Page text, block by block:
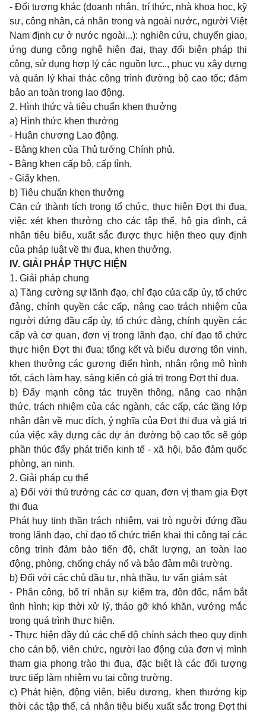
- Đối tượng khác (doanh nhân, trí thức, nhà khoa học, kỹ
sư, công nhân, cá nhân trong và ngoài nước, người Việt
Nam định cư ở nước ngoài...): nghiên cứu, chuyển giao,
ứng dụng công nghệ hiện đại, thay đổi biện pháp thi
công, sử dụng hợp lý các nguồn lực.., phục vụ xây dựng
và quản lý khai thác công trình đường bộ cao tốc; đảm
bảo an toàn trong lao động.
2. Hình thức và tiêu chuẩn khen thưởng
a) Hình thức khen thưởng
- Huân chương Lao động.
- Bằng khen của Thủ tướng Chính phủ.
- Bằng khen cấp bộ, cấp tỉnh.
- Giấy khen.
b) Tiêu chuẩn khen thưởng
Căn cứ thành tích trong tổ chức, thực hiện Đợt thi đua,
việc xét khen thưởng cho các tập thể, hộ gia đình, cá
nhân tiêu biểu, xuất sắc được thực hiện theo quy định
của pháp luật về thi đua, khen thưởng.
IV. GIẢI PHÁP THỰC HIỆN
1. Giải pháp chung
a) Tăng cường sự lãnh đạo, chỉ đạo của cấp ủy, tổ chức
đảng, chính quyền các cấp, nâng cao trách nhiệm của
người đứng đầu cấp ủy, tổ chức đảng, chính quyền các
cấp và cơ quan, đơn vị trong lãnh đạo, chỉ đạo tổ chức
thực hiện Đợt thi đua; tổng kết và biểu dương tôn vinh,
khen thưởng các gương điển hình, nhân rộng mô hình
tốt, cách làm hay, sáng kiến có giá trị trong Đợt thi đua.
b) Đẩy mạnh công tác truyền thông, nâng cao nhận
thức, trách nhiệm của các ngành, các cấp, các tầng lớp
nhân dân về mục đích, ý nghĩa của Đợt thi đua và giá trị
của việc xây dựng các dự án đường bộ cao tốc sẽ góp
phần thúc đẩy phát triển kinh tế - xã hội, bảo đảm quốc
phòng, an ninh.
2. Giải pháp cụ thể
a) Đối với thủ trưởng các cơ quan, đơn vị tham gia Đợt
thi đua
Phát huy tinh thần trách nhiệm, vai trò người đứng đầu
trong lãnh đạo, chỉ đạo tổ chức triển khai thi công tại các
công trình đảm bảo tiến độ, chất lượng, an toàn lao
động, phòng, chống cháy nổ và bảo đảm môi trường.
b) Đối với các chủ đầu tư, nhà thầu, tư vấn giám sát
- Phân công, bố trí nhân sự kiểm tra, đôn đốc, nắm bắt
tình hình; kịp thời xử lý, tháo gỡ khó khăn, vướng mắc
trong quá trình thực hiện.
- Thực hiện đầy đủ các chế độ chính sách theo quy định
cho cán bộ, viên chức, người lao động của đơn vị mình
tham gia phong trào thi đua, đặc biệt là các đối tượng
trực tiếp làm nhiệm vụ tại công trường.
c) Phát hiện, động viên, biểu dương, khen thưởng kịp
thời các tập thể, cá nhân tiêu biểu xuất sắc trong Đợt thi